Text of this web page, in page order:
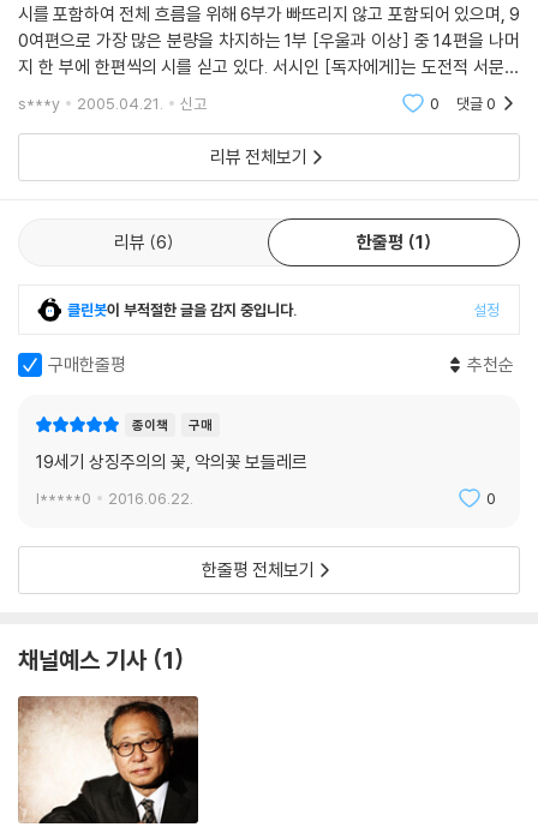
시를 포함하여 전체 흐름을 위해 6부가 빠뜨리지 않고 포함되어 있으며, 9
0여편으로 가장 많은 분량을 차지하는 1부 [우울과 이상] 중 14편을 나머
지 한 부에 한편씩의 시를 싣고 있다. 서시인 [독자에게]는 도전적 서문으
로, 너희도 알지 않니? 죄악 밖에 없는 인생 그 허접함의 권태란...이런 뉘앙
스를 던
s***y 2005.04.21. 신고 0 댓글0
리뷰 전체보기
리뷰 6 한줄평 1
클린봇이 부적절한 글을 감지 중입니다. 설정
구매한줄평 추천순
종이책 구매
19세기 상징주의의 꽃, 악의꽃 보들레르
l*****0 2016.06.22. 0
한줄평 전체보기
채널예스 기사 1